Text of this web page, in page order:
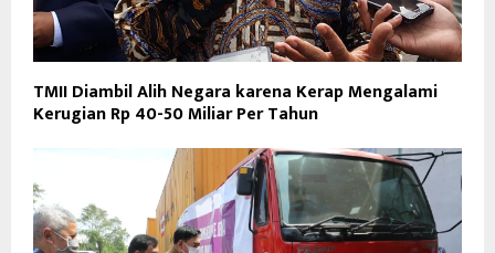
TMII Diambil Alih Negara karena Kerap Mengalami
Kerugian Rp 40-50 Miliar Per Tahun